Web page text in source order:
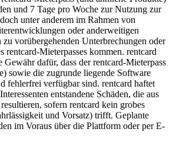
und 7 Tage pro Woche zur Nutzung zur
unter anderem im Rahmen von
oder anderweitigen
zu vorübergehenden Unterbrechungen oder
rentcard-Mieterpasses kommen. rentcard
Gewähr dafür, dass der rentcard-Mieterpass
sowie die zugrunde liegende Software
fehlerfrei verfügbar sind. rentcard haftet
entstandene Schäden, die aus
sofern rentcard kein grobes
und Vorsatz) trifft. Geplante
im Voraus über die Plattform oder per E-